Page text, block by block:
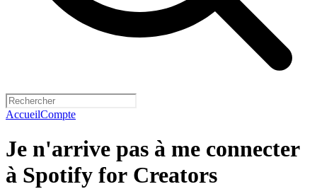
AccueilCompte
Je n'arrive pas à me connecter
à Spotify for Creators